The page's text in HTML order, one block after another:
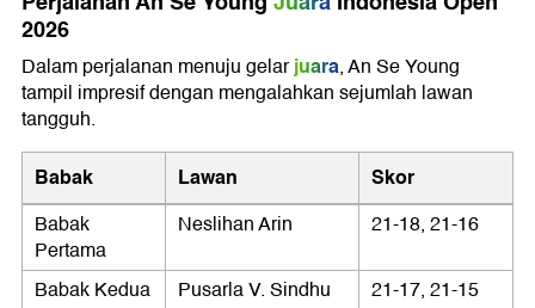
2026
Dalam perjalanan menuju gelarjuara, An Se Young
tampil impresif dengan mengalahkan sejumlah lawan
tangguh.
Babak Lawan Skor
Babak
Pertama
Neslihan Arin 21-18, 21-16
Babak Kedua Pusarla V. Sindhu
21-17, 21-15